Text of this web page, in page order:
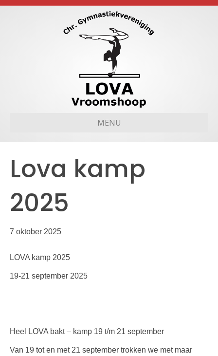
MENU
Lova kamp
2025
7 oktober 2025
LOVA kamp 2025
19-21 september 2025
Heel LOVA bakt – kamp 19 t/m 21 september
Van 19 tot en met 21 september trokken we met maar